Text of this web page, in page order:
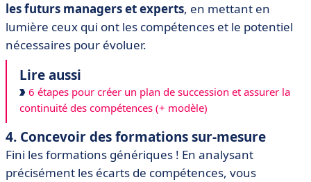
les futurs managers et experts, en mettant en
lumière ceux qui ont les compétences et le potentiel
nécessaires pour évoluer.
Lire aussi
6 étapes pour créer un plan de succession et assurer la
continuité des compétences (+ modèle)
4. Concevoir des formations sur-mesure
Fini les formations génériques ! En analysant
précisément les écarts de compétences, vous